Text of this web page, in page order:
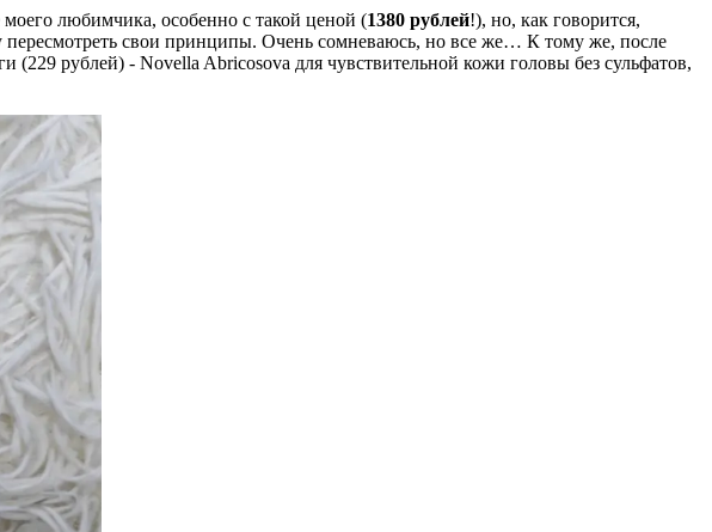
любимчика, особенно с такой ценой (1380 рублей!), но, как говорится,
пересмотреть свои принципы. Очень сомневаюсь, но все же… К тому же, после
рублей) - Novella Abricosova для чувствительной кожи головы без сульфатов,